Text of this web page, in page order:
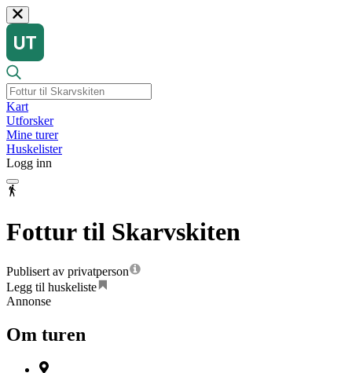
Kart
Utforsker
Mine turer
Huskelister
Logg inn
Fottur til Skarvskiten
Publisert av privatperson
Legg til huskeliste
Annonse
Om turen